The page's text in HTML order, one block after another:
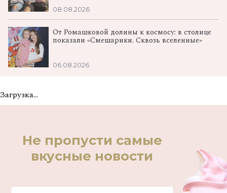
08.08.2026
От Ромашковой долины к космосу: в столице
показали «Смешарики. Сквозь вселенные»
06.08.2026
Загрузка...
Не пропусти самые
вкусные новости